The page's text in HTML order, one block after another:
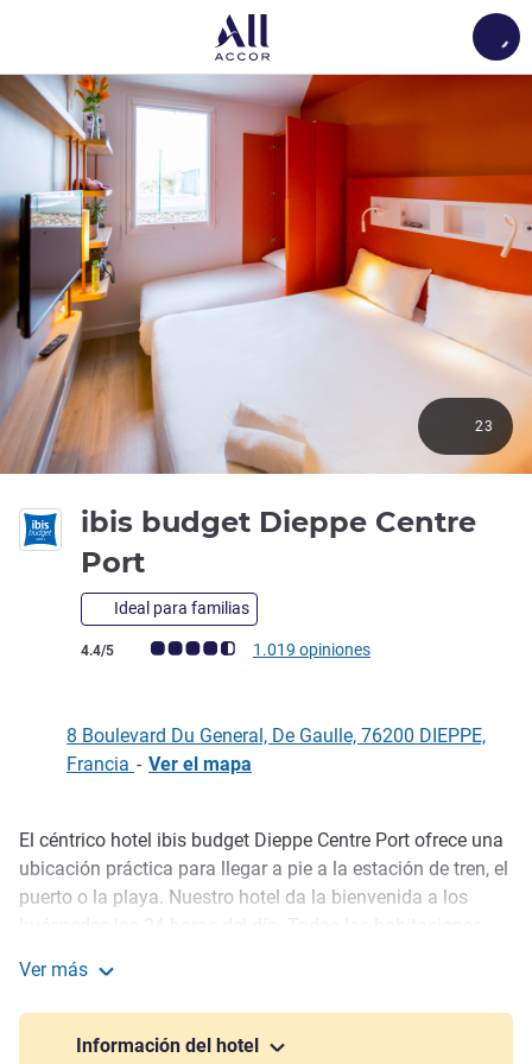
ibis budget Dieppe Centre
Port
Ideal para familias
Nota de clientes de Avis (Clasificación de ALL)
4.4/5 1.019 opiniones
23
8 Boulevard Du General, De Gaulle, 76200 DIEPPE,
Francia - Ver el mapa
Descripción
El céntrico hotel ibis budget Dieppe Centre Port ofrece una
ubicación práctica para llegar a pie a la estación de tren, el
puerto o la playa. Nuestro hotel da la bienvenida a los
habitaciones disponen de cama supletoria para una
tercera persona. WIFI gratuito, desayuno tipo bufé y
aparcamiento cerrado de pago (con reserva previa).
Ver más
Información del hotel